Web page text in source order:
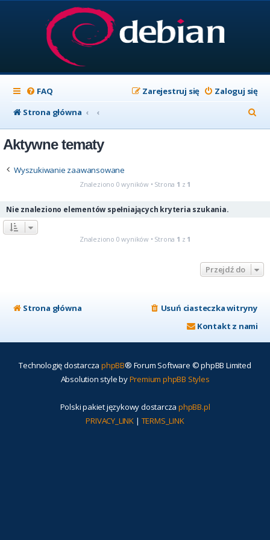
FAQ Zaloguj się
Zarejestruj się
Strona główna
z
Aktywne tematy
Wyszukiwanie zaawansowane
Znaleziono 0 wyników • Strona 1 z 1
Nie znaleziono elementów spełniających kryteria szukania.
Znaleziono 0 wyników • Strona 1 z 1
Przejdź do
Strona główna
Usuń ciasteczka witryny
Kontakt z nami
Technologię dostarcza phpBB® Forum Software © phpBB Limited
Absolution style byPremium phpBB Styles
Polski pakiet językowy dostarcza phpBB.pl
PRIVACY_LINK | TERMS_LINK